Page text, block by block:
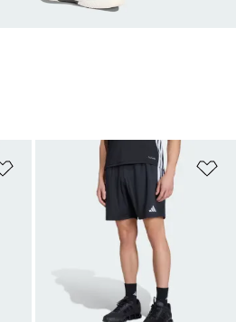
Aggiungi alla lista dei desideri